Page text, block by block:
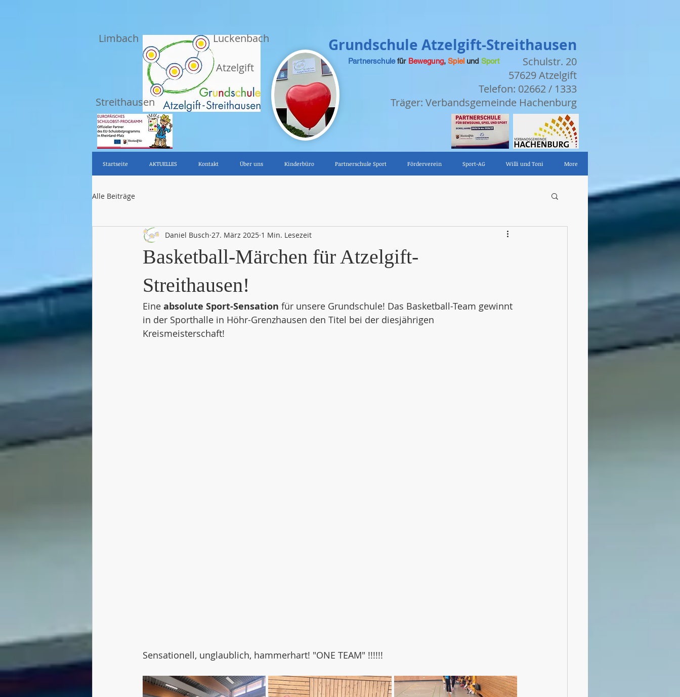
Limbach
Streithausen
Grundschule Atzelgift-Streithausen
Schulstr. 20
57629 Atzelgift
Telefon: 02662 / 1333
Träger: Verbandsgemeinde Hachenburg
Luckenbach
Atzelgift Partnerschulefür Bewegung,Spiel und Sport
Startseite AKTUELLES Kontakt Über uns Kinderbüro Partnerschule Sport Förderverein Sport-AG Willi und Toni More
Alle Beiträge
Basketball-Märchen für Atzelgift-
Streithausen!
Daniel Busch 27. März 2025 1 Min. Lesezeit
Eine absolute Sport-Sensation für unsere Grundschule! Das Basketball-Team gewinnt
in der Sporthalle in Höhr-Grenzhausen den Titel bei der diesjährigen
Kreismeisterschaft!
Sensationell, unglaublich, hammerhart! "ONE TEAM" !!!!!!